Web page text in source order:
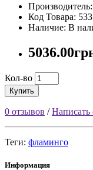
Производитель:
Код Товара:
Наличие: В
Кол-во
Купить
0 отзывов /Написать
Теги: фламинго
Информация